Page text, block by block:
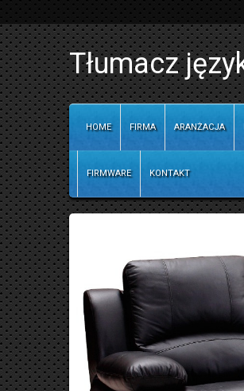
Tłumacz
HOME FIRMA ARANŻACJA
FIRMWARE KONTAKT